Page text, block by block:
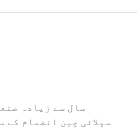
سپلائی چین انضمام کے